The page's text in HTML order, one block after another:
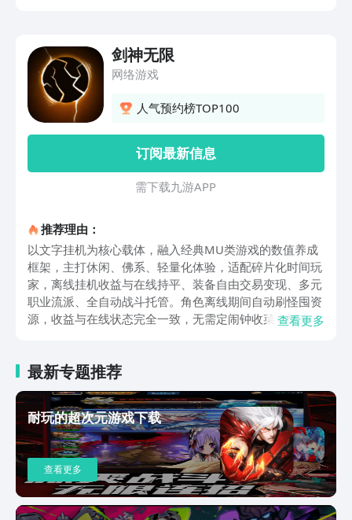
关键是其中的手游不用去下载，直接能去通过云游来解锁
秒完，而且目前针对超多不同类型的云游也是开发了限免
体验的福利哦！
剑神无限
网络游戏
人气预约榜TOP100
订阅最新信息
需 下 载 九 游 A P P
推荐理由：
以文字挂机为核心载体，融入经典MU类游戏的数值养成
框架，主打休闲、佛系、轻量化体验，适配碎片化时间玩
家，离线挂机收益与在线持平、装备自由交易变现、多元
职业流派、全自动战斗托管。角色离线期间自动刷怪囤资
源，收益与在线状态完全一致，无需定闹钟收菜，醒来即
产出不同资源，玩家需根据等级和需求选择最优挂机策
略。而且，期间的装备系统支持强化、洗练、镶嵌宝石，
玩家可自定义流派搭配，通过属性调整适配不同战斗场
景。对于剑神无限手游最新版下载地址，文内已经为广大
小伙伴们带来了详细的说明，整体的可玩性表现还是非常
高的，而且其中的离线收益与自由交易等都很出色，让广
大童鞋可以沉浸其中，所以各位近期若是有打算，那么就
抓紧来点击文中的链接去进行预约吧。
查看更多
最新专题推荐
耐玩的超次元游戏下载
查看更多